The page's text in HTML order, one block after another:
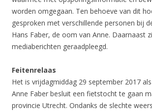
worden omgegaan. Ten behoeve van dit
gesproken met verschillende personen bij
Hans Faber, de oom van Anne. Daarnaast
mediaberichten geraadpleegd.
Feitenrelaas
Het is vrijdagmiddag 29 september 2017
Anne Faber besluit een fietstocht te gaan
provincie Utrecht. Ondanks de slechte